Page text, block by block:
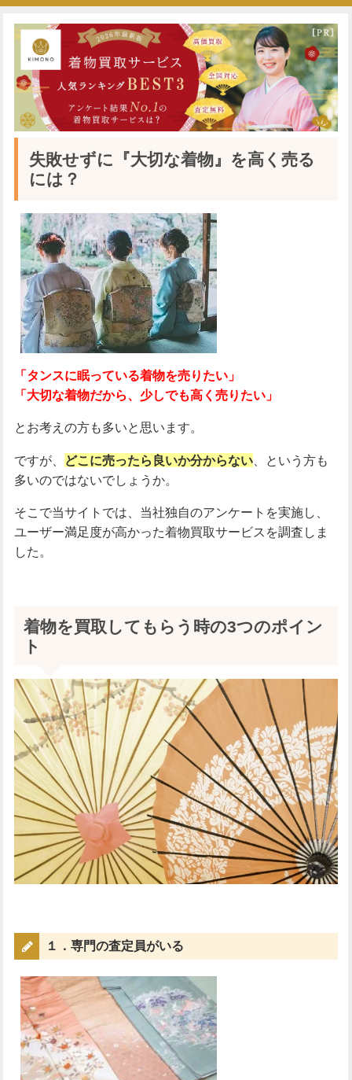
失敗せずに『大切な着物』を高く売る
には？
「タンスに眠っている着物を売りたい」
「大切な着物だから、少しでも高く売りたい」
とお考えの方も多いと思います。
ですが、 どこに売ったら良いか分からない、という方も
多いのではないでしょうか。
そこで当サイトでは、当社独自のアンケートを実施し、
ユーザー満足度が高かった着物買取サービスを調査しま
した。
着物を買取してもらう時の3つのポイン
ト
１．専門の査定員がいる